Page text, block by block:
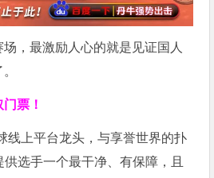
，最激励人心的就是见证国人
票！
线上平台龙头，与享誉世界的扑
供选手一个最干净、有保障，且